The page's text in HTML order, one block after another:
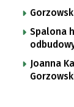
Spalona
sprawie
Joanna